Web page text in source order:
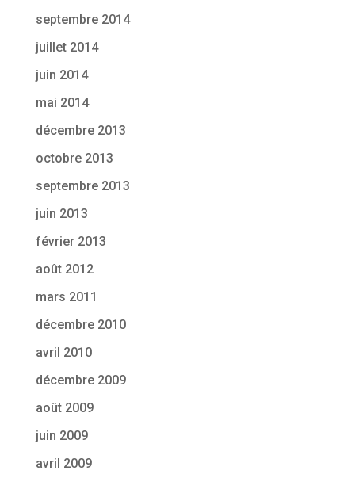
septembre 2014
juillet 2014
juin 2014
mai 2014
décembre 2013
octobre 2013
septembre 2013
juin 2013
février 2013
août 2012
mars 2011
décembre 2010
avril 2010
décembre 2009
août 2009
juin 2009
avril 2009